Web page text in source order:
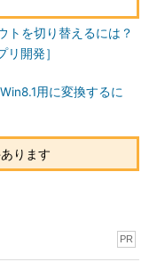
トを切り替えるには？
リ開発］
用に変換するに
ります
PR